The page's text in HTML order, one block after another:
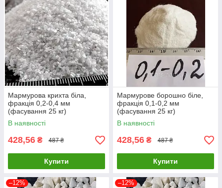
Мармурова крихта біла,
фракція 0,2-0,4 мм
(фасування 25 кг)
В наявності
428,56 ₴ 487 ₴
Купити
Мармурове борошно біле,
фракція 0,1-0,2 мм
(фасування 25 кг)
В наявності
428,56 ₴ 487 ₴
Купити
–12% –12%